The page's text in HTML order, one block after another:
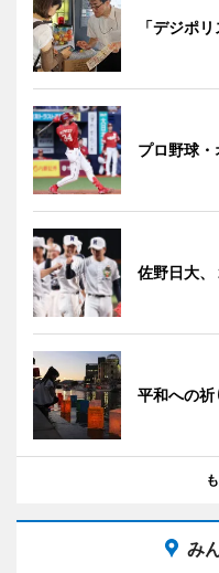
「デジポ
プロ野球
佐野日大
平和への祈
み